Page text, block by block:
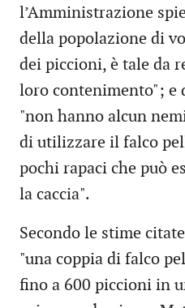
l’Amministrazione
della popolazione di
dei piccioni, è tale da
loro contenimento"; e
"non hanno alcun
di utilizzare il falco
pochi rapaci che può
la caccia".
Secondo le stime
"una coppia di falco
fino a 600 piccioni in